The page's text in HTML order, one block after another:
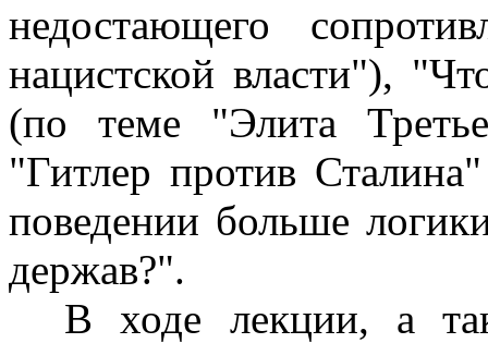
недостающего
нацистской власти"),
(по теме "Элита
"Гитлер против
поведении больше
держав?".
В ходе лекции, а